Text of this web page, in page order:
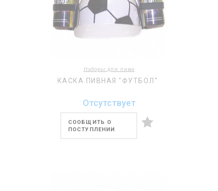
Наборы для пива
КАСКА ПИВНАЯ "ФУТБОЛ"
Отсутствует
СООБЩИТЬ О
ПОСТУПЛЕНИИ